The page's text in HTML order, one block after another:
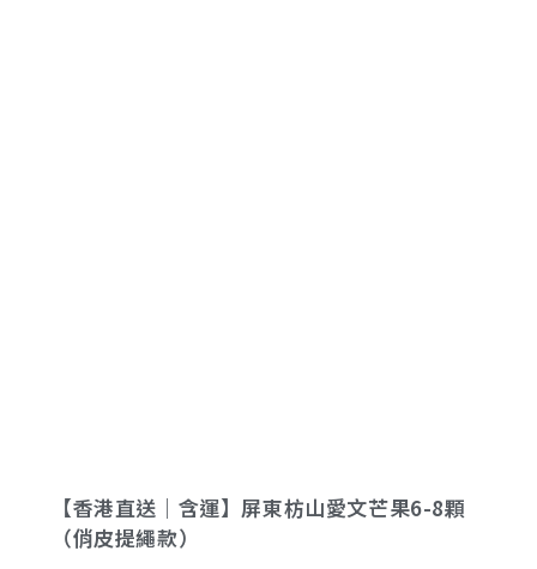
【香港直送｜含運】屏東枋山愛文芒果6-8顆
（俏皮提繩款）